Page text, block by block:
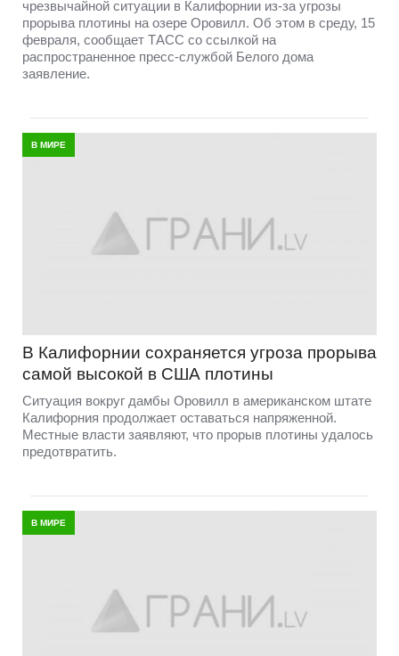
чрезвычайной ситуации в Калифорнии из-за угрозы
прорыва плотины на озере Оровилл. Об этом в среду, 15
февраля, сообщает ТАСС со ссылкой на
распространенное пресс-службой Белого дома
заявление.
В МИРЕ
В Калифорнии сохраняется угроза прорыва
самой высокой в США плотины
Ситуация вокруг дамбы Оровилл в американском штате
Калифорния продолжает оставаться напряженной.
Местные власти заявляют, что прорыв плотины удалось
предотвратить.
В МИРЕ